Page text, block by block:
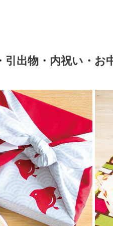
引出物・内祝い・お